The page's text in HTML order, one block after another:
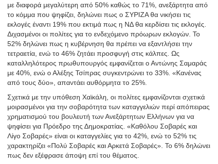
με διαφορά μεγαλύτερη από 50% καθώς το 71%, ανεξάρτητα από
το κόμμα που ψηφίζει, δηλώνει πως ο ΣΥΡΙΖΑ θα νικήσει τις
εκλογές έναντι 19% που εκτιμά πως η ΝΔ θα κερδίσει τις εκλογές.
Διχασμένοι οι πολίτες για το ενδεχόμενο πρόωρων εκλογών. Το
52% δηλώνει πως η κυβέρνηση θα πρέπει να εξαντλήσει την
τετραετία, ενώ το 46% ζητάει προσφυγή στις κάλπες. Ως
καταλληλότερος πρωθυπουργός εμφανίζεται ο Αντώνης Σαμαράς
με 40%, ενώ ο Αλέξης Τσίπρας συγκεντρώνει το 33%. «Κανένας
από τους δύο», απαντάει αυθόρμητα το 25%.
Σχετικά με την υπόθεση Χαϊκάλη, οι πολίτες εμφανίζονται σχετικά
μοιρασμένοι για την σοβαρότητα των καταγγελιών περί απόπειρας
χρηματισμού του βουλευτή των Ανεξάρτητων Ελλήνων για να
ψηφίσει για Πρόεδρο της Δημοκρατίας. «Καθόλου Σοβαρές και
Λίγο Σοβαρές» είναι οι καταγγελίες για το 42%, ενώ το 52% τις
χαρακτηρίζει «Πολύ Σοβαρές και Αρκετά Σοβαρές». Το 6% δηλώνει
πως δεν εξέφρασε άποψη επί του θέματος.